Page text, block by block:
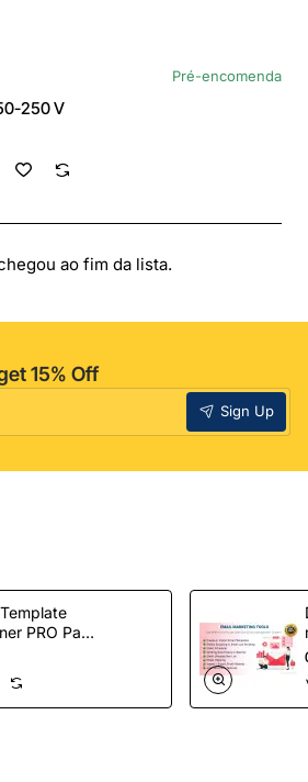
Pré-encomenda
250 V
ao fim da lista.
15% Off
Sign Up
PRO Pack
de e-
para